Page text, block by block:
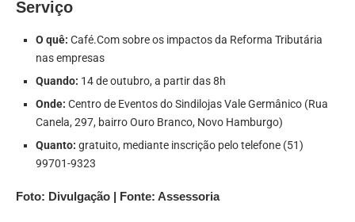
Serviço
O quê: Café.Com sobre os impactos da Reforma Tributária
nas empresas
Quando: 14 de outubro, a partir das 8h
Onde: Centro de Eventos do Sindilojas Vale Germânico (Rua
Canela, 297, bairro Ouro Branco, Novo Hamburgo)
Quanto: gratuito, mediante inscrição pelo telefone (51)
99701-9323
Foto: Divulgação | Fonte: Assessoria